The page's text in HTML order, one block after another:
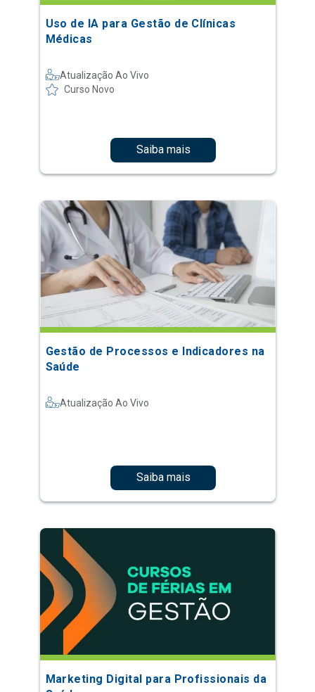
Uso de IA para Gestão de Clínicas
Médicas
Atualização Ao Vivo
Curso Novo
Saiba mais
Gestão de Processos e Indicadores na
Saúde
Atualização Ao Vivo
Saiba mais
Marketing Digital para Profissionais da